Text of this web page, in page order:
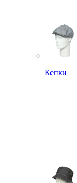
Кепки